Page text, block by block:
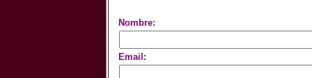
Nombre:
Email: